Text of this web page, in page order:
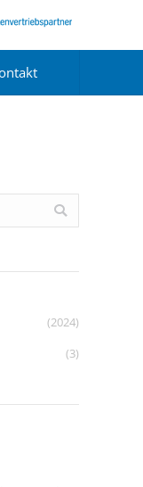
(2024)
(3)